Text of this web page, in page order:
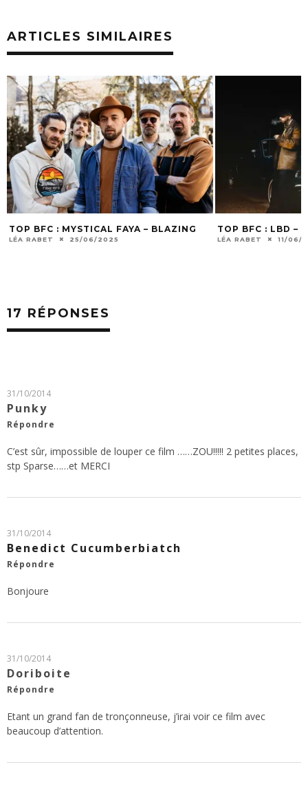
ARTICLES SIMILAIRES
TOP BFC : MYSTICAL FAYA – BLAZING
LÉA RABET 25/06/2025
TOP BFC : LBD –
LÉA RABET 11/06/
17 RÉPONSES
31/10/2014
Punky
Répondre
C’est sûr, impossible de louper ce film ……ZOU!!!!! 2 petites places,
stp Sparse……et MERCI
31/10/2014
Benedict Cucumberbiatch
Répondre
Bonjoure
31/10/2014
Doriboite
Répondre
Etant un grand fan de tronçonneuse, j’irai voir ce film avec
beaucoup d’attention.